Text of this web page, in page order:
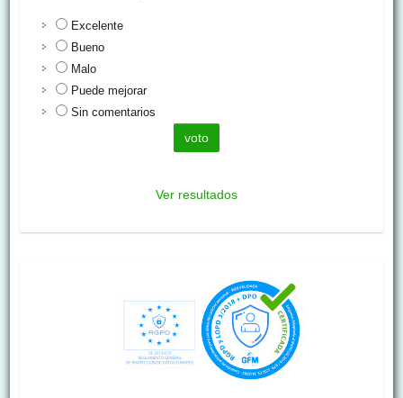
Excelente
Bueno
Malo
Puede mejorar
Sin comentarios
Ver resultados